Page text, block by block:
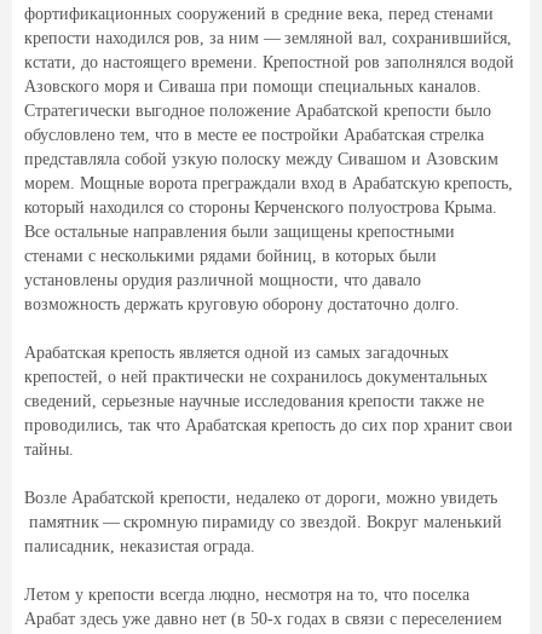
фортификационных сооружений в средние века, перед стенами
крепости находился ров, за ним — земляной вал, сохранившийся,
кстати, до настоящего времени. Крепостной ров заполнялся водой
Азовского моря и Сиваша при помощи специальных каналов.
Стратегически выгодное положение Арабатской крепости было
обусловлено тем, что в месте ее постройки Арабатская стрелка
представляла собой узкую полоску между Сивашом и Азовским
морем. Мощные ворота преграждали вход в Арабатскую крепость,
который находился со стороны Керченского полуострова Крыма.
Все остальные направления были защищены крепостными
стенами с несколькими рядами бойниц, в которых были
установлены орудия различной мощности, что давало
возможность держать круговую оборону достаточно долго.
Арабатская крепость является одной из самых загадочных
крепостей, о ней практически не сохранилось документальных
сведений, серьезные научные исследования крепости также не
проводились, так что Арабатская крепость до сих пор хранит свои
тайны.
Возле Арабатской крепости, недалеко от дороги, можно увидеть
памятник — скромную пирамиду со звездой. Вокруг маленький
палисадник, неказистая ограда.
Летом у крепости всегда людно, несмотря на то, что поселка
Арабат здесь уже давно нет (в 50-х годах в связи с переселением